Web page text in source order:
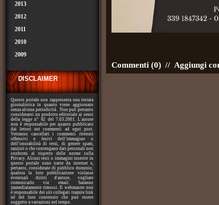
2013
2012
2011
2010
2009
DISCLAIMER
Questo portale non rappresenta una testata
giornalistica in quanto viene aggiornato
senza alcuna periodicità . Non può pertanto
considerarsi un prodotto editoriale ai sensi
della legge n° 62 del 7.03.2001. L'autore
non è responsabile per quanto pubblicato
dai lettori nei commenti ad ogni post.
Verranno cancellati i commenti ritenuti
offensivi o lesivi dell’immagine o
dell’onorabilità di terzi, di genere spam,
razzisti o che contengano dati personali non
conformi al rispetto delle norme sulla
Privacy. Alcuni testi o immagini inserite in
questo portale sono tratte da internet e,
pertanto, considerate di pubblico dominio;
qualora la loro pubblicazione violasse
eventuali diritti d'autore, vogliate
comunicarlo via email. Saranno
immediatamente rimossi. Il webmaster non
è responsabile dei siti collegati tramite link
né del loro contenuto che può essere
soggetto a variazioni nel tempo.
Commenti (0) // Aggiungi